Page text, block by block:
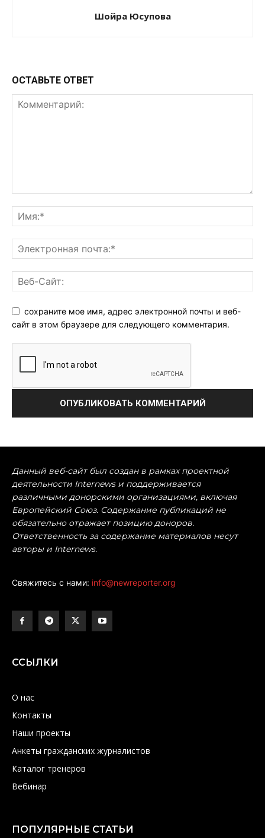
Шойра Юсупова
ОСТАВЬТЕ ОТВЕТ
сохраните мое имя, адрес электронной почты и веб-
сайт в этом браузере для следующего комментария.
Данный веб-сайт был создан в рамках проектной
деятельности Internews и поддерживается
различными донорскими организациями, включая
Европейский Союз. Содержание публикаций не
обязательно отражает позицию доноров.
Ответственность за содержание материалов несут
авторы и Internews.
Свяжитесь с нами: info@newreporter.org
ССЫЛКИ
О нас
Контакты
Наши проекты
Анкеты гражданских журналистов
Каталог тренеров
Вебинар
ПОПУЛЯРНЫЕ СТАТЬИ